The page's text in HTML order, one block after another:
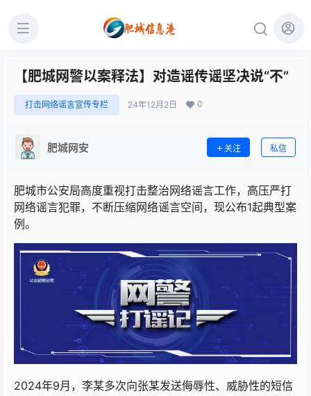
【肥城网警以案释法】对造谣传谣坚决说“不”
打击网络谣言宣传专栏 24年12月2日 0
肥城网安 关注 私信
肥城市公安局高度重视打击整治网络谣言工作，高压严打
网络谣言犯罪，不断压缩网络谣言空间，现公布1起典型案
例。
2024年9月，李某多次向张某发送侮辱性、威胁性的短信